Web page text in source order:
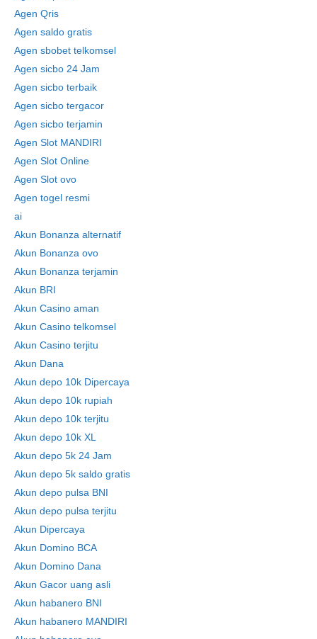
Agen Qris
Agen saldo gratis
Agen sbobet telkomsel
Agen sicbo 24 Jam
Agen sicbo terbaik
Agen sicbo tergacor
Agen sicbo terjamin
Agen Slot MANDIRI
Agen Slot Online
Agen Slot ovo
Agen togel resmi
ai
Akun Bonanza alternatif
Akun Bonanza ovo
Akun Bonanza terjamin
Akun BRI
Akun Casino aman
Akun Casino telkomsel
Akun Casino terjitu
Akun Dana
Akun depo 10k Dipercaya
Akun depo 10k rupiah
Akun depo 10k terjitu
Akun depo 10k XL
Akun depo 5k 24 Jam
Akun depo 5k saldo gratis
Akun depo pulsa BNI
Akun depo pulsa terjitu
Akun Dipercaya
Akun Domino BCA
Akun Domino Dana
Akun Gacor uang asli
Akun habanero BNI
Akun habanero MANDIRI